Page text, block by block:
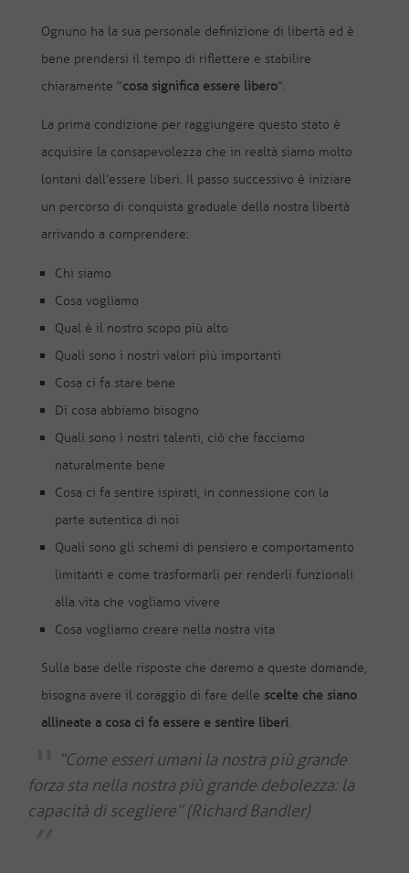
Ognuno ha la sua personale definizione di libertà ed è
bene prendersi il tempo di riflettere e stabilire
chiaramente “cosa significa essere libero”.
La prima condizione per raggiungere questo stato è
acquisire la consapevolezza che in realtà siamo molto
lontani dall’essere liberi. Il passo successivo è iniziare
un percorso di conquista graduale della nostra libertà
arrivando a comprendere:
Chi siamo
Cosa vogliamo
Qual è il nostro scopo più alto
Quali sono i nostri valori più importanti
Cosa ci fa stare bene
Di cosa abbiamo bisogno
Quali sono i nostri talenti, ciò che facciamo
naturalmente bene
Cosa ci fa sentire ispirati, in connessione con la
parte autentica di noi
Quali sono gli schemi di pensiero e comportamento
limitanti e come trasformarli per renderli funzionali
alla vita che vogliamo vivere
Cosa vogliamo creare nella nostra vita
Sulla base delle risposte che daremo a queste domande,
bisogna avere il coraggio di fare delle scelte che siano
allineate a cosa ci fa essere e sentire liberi.
“Come esseri umani la nostra più grande
forza sta nella nostra più grande debolezza: la
capacità di scegliere” (Richard Bandler)